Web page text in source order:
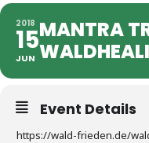
2018
15
JUN
MANTRA
Event Details
https://wald-frieden.de/